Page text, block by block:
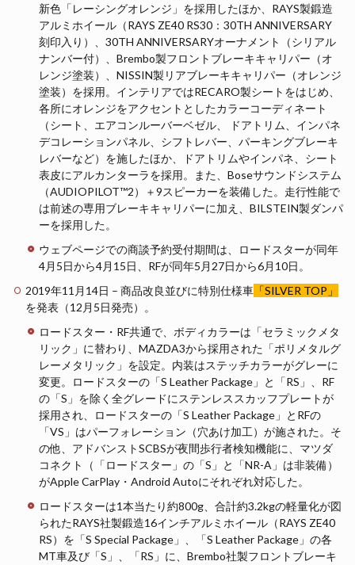
新色「レーシングオレンジ」を採用したほか、RAYS製鍛造
アルミホイール（RAYS ZE40 RS30：30TH ANNIVERSARY
刻印入り）、30TH ANNIVERSARYオーナメント（シリアル
ナンバー付）、Brembo製フロントブレーキキャリパー（オ
レンジ塗装）、NISSIN製リアブレーキキャリパー（オレンジ
塗装）を採用。インテリアではRECARO製シートをはじめ、
各所にオレンジをアクセントとしたカラーコーディネート
（シート、エアコンルーバーベゼル、 ドアトリム、インパネ
デコレーションパネル、シフトレバー、パーキングブレーキ
レバーなど）を施したほか、ドアトリムやインパネ、シート
表皮にアルカンターラを採用。また、Boseサウンドシステム
（AUDIOPILOT™2）＋9スピーカーを装備した。走行性能で
は前述の専用ブレーキキャリパーに加え、BILSTEIN製ダンパ
ーを採用した。
ウェブページでの商談予約受付期間は、ロードスターが同年
4月5日から4月15日、RFが同年5月27日から6月10日。
2019年11月14日 – 商品改良並びに特別仕様車 「SILVER TOP」
を発表（12月5日発売）。
ロードスター・RF共通で、ボディカラーは「セラミックメタ
リック」に替わり、MAZDA3から採用された「ポリメタルグ
レーメタリック」を設定。内装はステッチカラーがグレーに
変更。ロードスターの「S Leather Package」と「RS」、RF
の「S」を除く全グレードにステンレススカッフプレートが
採用され、ロードスターの「S Leather Package」とRFの
「VS」はパーフォレーション（穴あけ加工）が施された。そ
の他、アドバンストSCBSが夜間歩行者検知機能に、マツダ
コネクト（「ロードスター」の「S」と「NR-A」は非装備）
がApple CarPlay・Android Autoにそれぞれ対応した。
ロードスターは1本当たり約800g、合計約3.2kgの軽量化が図
られたRAYS社製鍛造16インチアルミホイール（RAYS ZE40
RS）を「S Special Package」、「S Leather Package」の各
MT車及び「S」、「RS」に、Brembo社製フロントブレーキ